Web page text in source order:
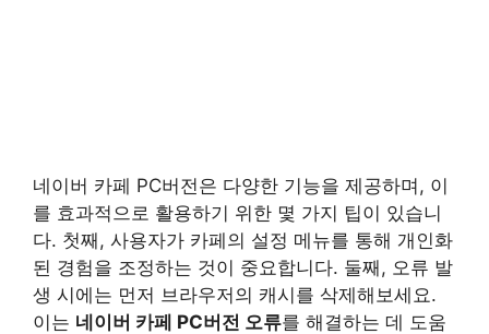
네이버 카페 PC버전은 다양한 기능을 제공하며, 이
를 효과적으로 활용하기 위한 몇 가지 팁이 있습니
다. 첫째, 사용자가 카페의 설정 메뉴를 통해 개인화
된 경험을 조정하는 것이 중요합니다. 둘째, 오류 발
생 시에는 먼저 브라우저의 캐시를 삭제해보세요.
이는 네이버 카페 PC버전 오류를 해결하는 데 도움